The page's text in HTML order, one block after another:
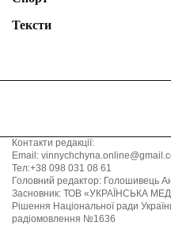
Тексти
Контакти редакції:
Email:
Тел:+38 098 031 08 61
Головний редактор: Голошивець
Засновник: ТОВ «УКРАЇНСЬКА
Рішення Національної ради
радіомовлення №1636